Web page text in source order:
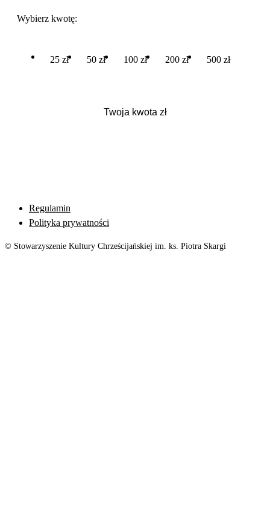
Wybierz kwotę:
25 zł 50 zł 100 zł 200 zł 500 zł
Regulamin
Polityka prywatności
© Stowarzyszenie Kultury Chrześcijańskiej im. ks. Piotra Skargi